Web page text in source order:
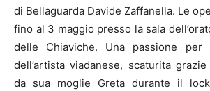
di Bellaguarda Davide Zaffanella. Le
fino al 3 maggio presso la sala
delle Chiaviche. Una passione
dell’artista viadanese, scaturita
da sua moglie Greta durante il